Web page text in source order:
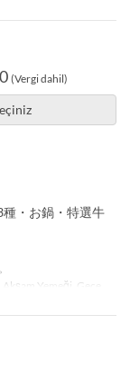
(Vergi dahil)
・お鍋・特選牛
Yemeği, Gece